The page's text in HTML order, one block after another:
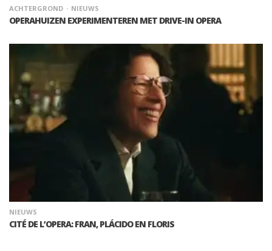
ACHTERGROND NIEUWS
OPERAHUIZEN EXPERIMENTEREN MET DRIVE-IN OPERA
NIEUWS
CITÉ DE L’OPERA: FRAN, PLÁCIDO EN FLORIS